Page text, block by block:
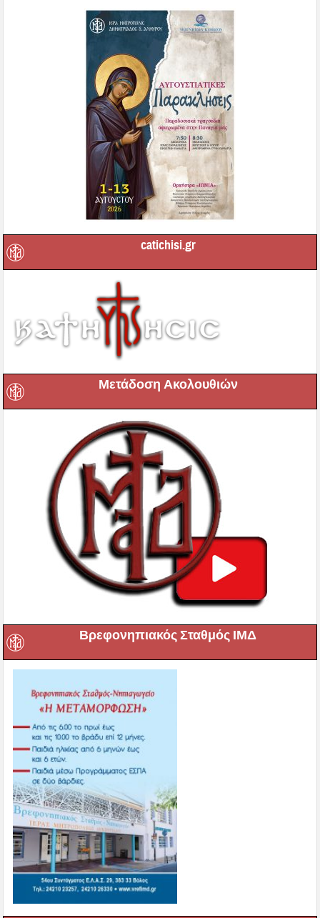
catichisi.gr
Μετάδοση Ακολουθιών
Βρεφονηπιακός Σταθμός ΙΜΔ